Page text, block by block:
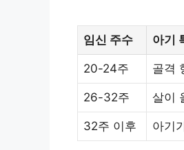
임신 주수 아기
20-24주 골격
26-32주 살이
32주 이후 아기